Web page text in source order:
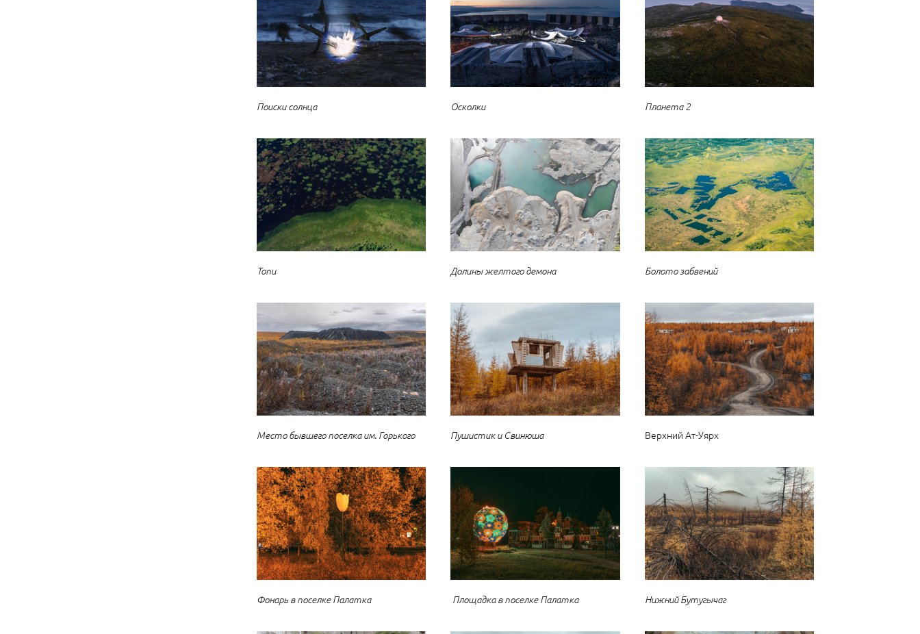
Поиски солнца Осколки Планета 2
Топи Долины желтого демона Болото забвений
Место бывшего поселка им. Горького Пушистик и Свинюша Верхний Ат-Уярх
Фонарь в поселке Палатка Площадка в поселке Палатка Нижний Бутугычаг